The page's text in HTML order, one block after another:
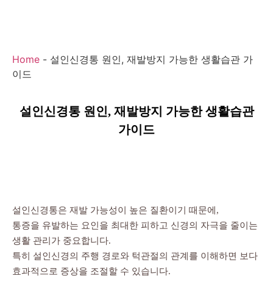
Home - 설인신경통 원인, 재발방지 가능한 생활습관 가
이드
설인신경통 원인, 재발방지 가능한 생활습관
가이드
설인신경통은 재발 가능성이 높은 질환이기 때문에,
통증을 유발하는 요인을 최대한 피하고 신경의 자극을 줄이는
생활 관리가 중요합니다.
특히 설인신경의 주행 경로와 턱관절의 관계를 이해하면 보다
효과적으로 증상을 조절할 수 있습니다.